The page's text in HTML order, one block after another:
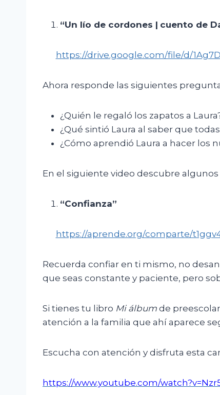
“Un lío de cordones | cuento de
https://drive.google.com/file/d/
Ahora responde las siguientes
¿Quién le regaló los zapatos a
¿Qué sintió Laura al saber que
¿Cómo aprendió Laura a hacer los
En el siguiente video descubre
“Confianza”
https://aprende.org/comparte/
Recuerda confiar en ti mismo, no
que seas constante y paciente, pero
Si tienes tu libro Mi álbum de
atención a la familia que ahí aparece
Escucha con atención y disfruta esta
https://www.youtube.com/